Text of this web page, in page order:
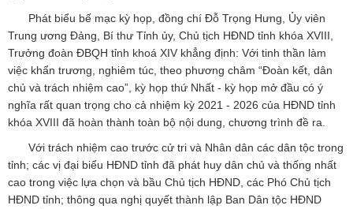
Phát biểu bế mạc kỳ họp, đồng chí Đỗ Trọng Hưng, Ủy viên
Trung ương Đảng, Bí thư Tỉnh ủy, Chủ tịch HĐND tỉnh khóa XVIII,
Trưởng đoàn ĐBQH tỉnh khoá XIV khẳng định: Với tinh thần làm
việc khẩn trương, nghiêm túc, theo phương châm “Đoàn kết, dân
chủ và trách nhiệm cao”, kỳ họp thứ Nhất - kỳ họp mở đầu có ý
nghĩa rất quan trọng cho cả nhiệm kỳ 2021 - 2026 của HĐND tỉnh
khóa XVIII đã hoàn thành toàn bộ nội dung, chương trình đề ra.
Với trách nhiệm cao trước cử tri và Nhân dân các dân tộc trong
tỉnh; các vị đại biểu HĐND tỉnh đã phát huy dân chủ và thống nhất
cao trong việc lựa chọn và bầu Chủ tịch HĐND, các Phó Chủ tịch
HĐND tỉnh; thông qua nghị quyết thành lập Ban Dân tộc HĐND